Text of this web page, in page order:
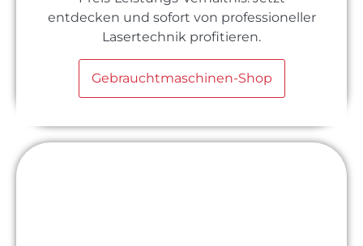
entdecken und sofort von professioneller
Lasertechnik profitieren.
Gebrauchtmaschinen-Shop